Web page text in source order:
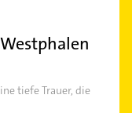
tiefe Trauer, die